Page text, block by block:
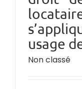
usage
Non classé